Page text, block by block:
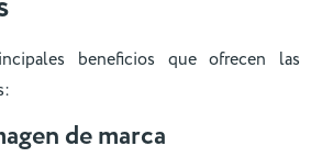
beneficios que ofrecen las
de marca